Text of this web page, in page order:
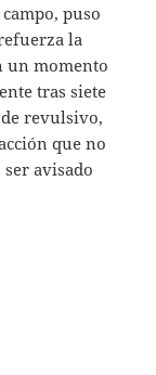
puso
la
un momento
tras siete
revulsivo,
que no
avisado